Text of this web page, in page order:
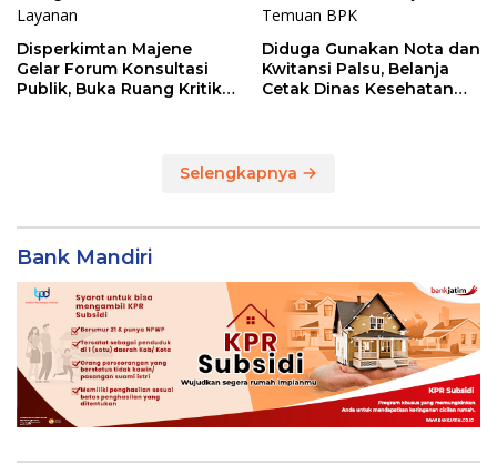
Disperkimtan Majene
Gelar Forum Konsultasi
Publik, Buka Ruang Kritik
Diduga Gunakan Nota dan
Kwitansi Palsu, Belanja
Cetak Dinas Kesehatan
Selengkapnya
Bank Mandiri